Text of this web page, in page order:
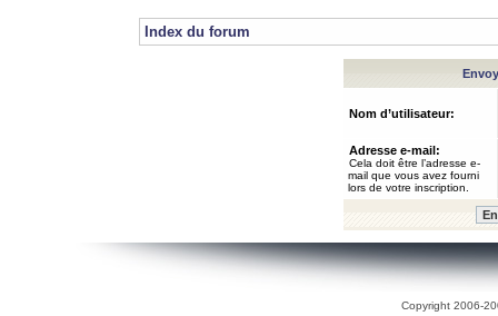
Index du forum
Nom d’utilisateur:
Adresse e-mail:
Cela doit être l’adresse e-
mail que vous avez fourni
lors de votre inscription.
Copyright 2006-